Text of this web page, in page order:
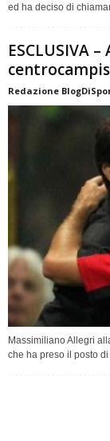
ed ha deciso di
ESCLUSIVA
Redazione
Massimiliano Allegri
che ha preso il posto